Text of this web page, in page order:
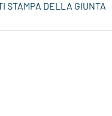
STAMPA DELLA GIUNTA